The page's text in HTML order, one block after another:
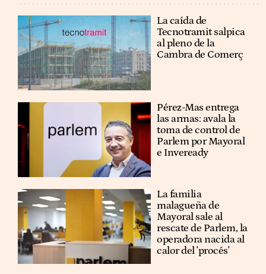
La caída de
Tecnotramit salpica
al pleno de la
Cambra de Comerç
Pérez-Mas entrega
las armas: avala la
toma de control de
Parlem por Mayoral
e Inveready
La familia
malagueña de
Mayoral sale al
rescate de Parlem, la
operadora nacida al
calor del 'procés'